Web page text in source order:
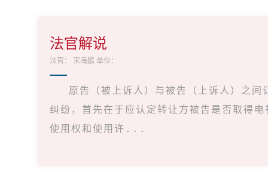
法官解说
法官： 宋海鹏 单位：
原告（被上诉人）与被告（上诉人）之
纠纷，首先在于应认定转让方被告是否取得
使用权和使用许...